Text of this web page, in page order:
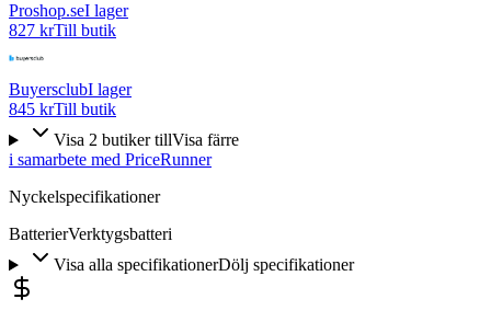
Proshop.seI lager
827 krTill butik
BuyersclubI lager
845 krTill butik
Visa 2 butiker tillVisa färre
i samarbete med PriceRunner
Nyckelspecifikationer
BatterierVerktygsbatteri
Visa alla specifikationerDölj specifikationer